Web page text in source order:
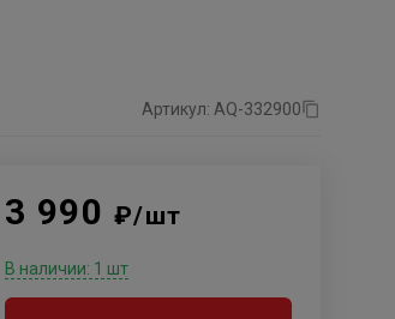
Артикул: AQ-332900
3 990 ₽/шт
В наличии: 1 шт